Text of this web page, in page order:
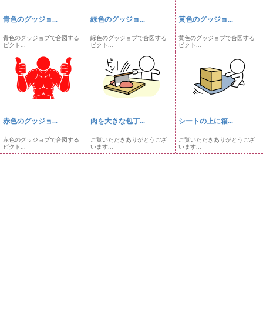
青色のグッジョ...
青色のグッジョブで合図する
ピクト...
緑色のグッジョ...
緑色のグッジョブで合図する
ピクト...
黄色のグッジョ...
黄色のグッジョブで合図する
ピクト...
赤色のグッジョ...
赤色のグッジョブで合図する
ピクト...
肉を大きな包丁...
ご覧いただきありがとうござ
います...
シートの上に箱...
ご覧いただきありがとうござ
います...